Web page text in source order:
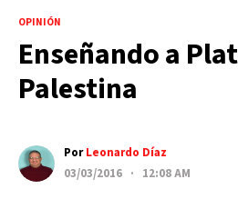
OPINIÓN
Enseñando a
Palestina
PorLeonardo Díaz
03/03/2016 · 12:08 AM